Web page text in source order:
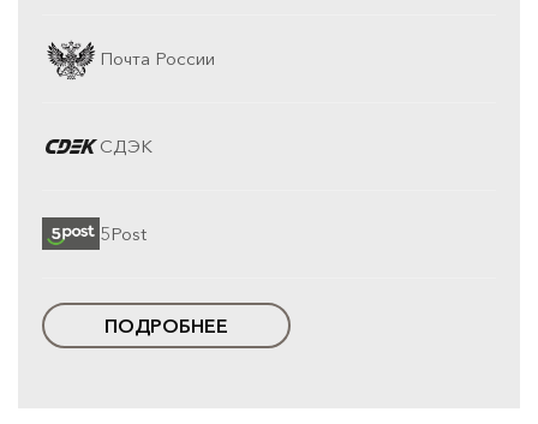
Почта России
СДЭК
5Post
ПОДРОБНЕЕ